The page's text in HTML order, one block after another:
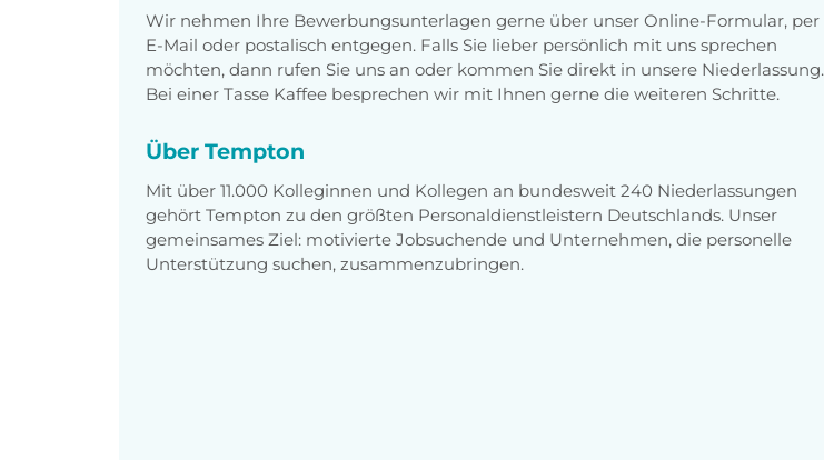
Wir nehmen Ihre Bewerbungsunterlagen gerne über unser Online-Formular, per
E-Mail oder postalisch entgegen. Falls Sie lieber persönlich mit uns sprechen
möchten, dann rufen Sie uns an oder kommen Sie direkt in unsere Niederlassung.
Bei einer Tasse Kaffee besprechen wir mit Ihnen gerne die weiteren Schritte.
Über Tempton
Mit über 11.000 Kolleginnen und Kollegen an bundesweit 240 Niederlassungen
gehört Tempton zu den größten Personaldienstleistern Deutschlands. Unser
gemeinsames Ziel: motivierte Jobsuchende und Unternehmen, die personelle
Unterstützung suchen, zusammenzubringen.